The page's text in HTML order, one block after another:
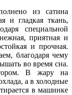
из сатина
и гладкая ткань,
специальной
приятная и
и прочная.
благодаря чему
во время сна.
В жару на
а в холодные
в машинке